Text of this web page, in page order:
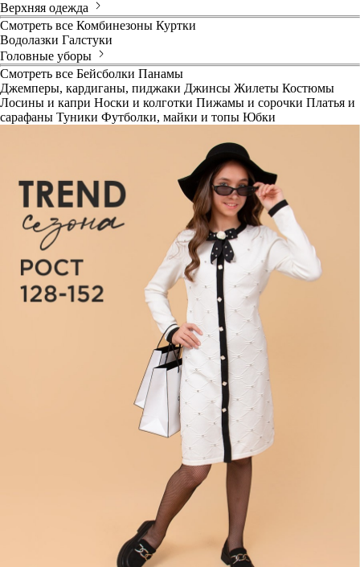
Верхняя одежда
Смотреть все Комбинезоны Куртки
Водолазки Галстуки
Головные уборы
Смотреть все Бейсболки Панамы
Джемперы, кардиганы, пиджаки Джинсы Жилеты Костюмы
Лосины и капри Носки и колготки Пижамы и сорочки Платья и
сарафаны Туники Футболки, майки и топы Юбки